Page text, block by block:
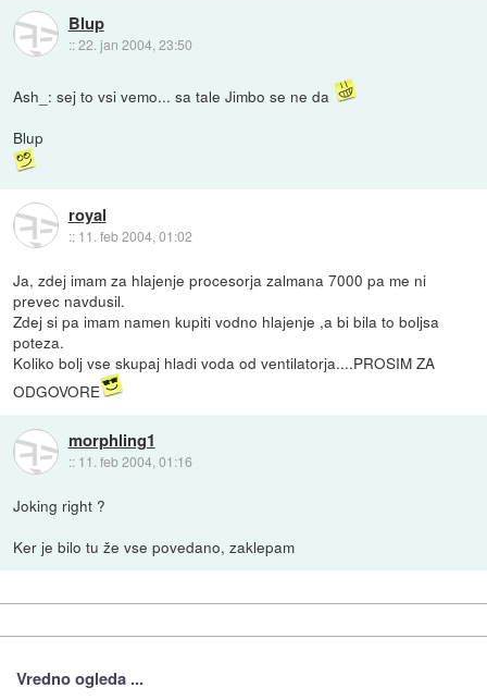
Blup
::22. jan 2004, 23:50
Ash_: sej to vsi vemo... sa tale Jimbo se ne da
Blup
royal
:: 11. feb 2004, 01:02
Ja, zdej imam za hlajenje procesorja zalmana 7000 pa me ni
prevec navdusil.
Zdej si pa imam namen kupiti vodno hlajenje ,a bi bila to boljsa
poteza.
Koliko bolj vse skupaj hladi voda od ventilatorja....PROSIM ZA
ODGOVORE
morphling1
:: 11. feb 2004, 01:16
Joking right ?
Ker je bilo tu že vse povedano, zaklepam
Vredno ogleda ...